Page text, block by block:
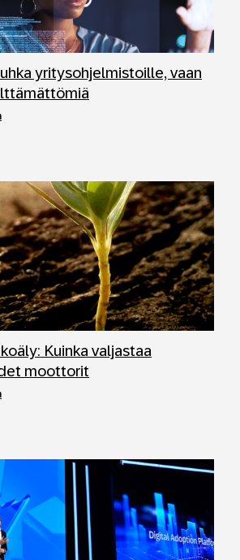
yritysohjelmistoille, vaan
Kuinka valjastaa
moottorit